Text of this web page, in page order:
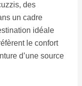
des
un cadre
idéale
le confort
d’une source